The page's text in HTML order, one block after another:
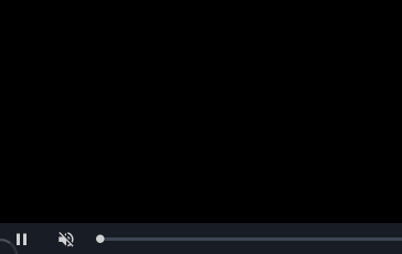
Pause UnmuteLoaded: